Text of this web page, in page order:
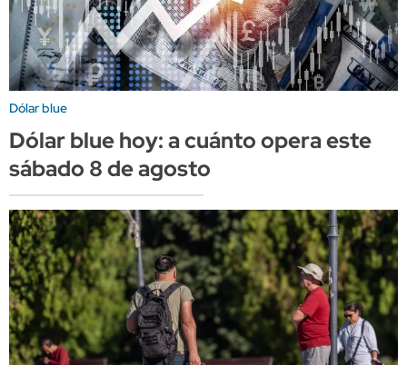
Dólar blue
Dólar blue hoy: a cuánto opera este
sábado 8 de agosto